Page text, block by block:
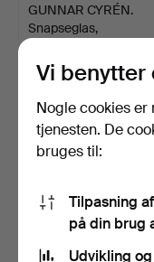
GUNNAR CYRÉN.
Snapseglas,
34 bud
Vi benytter
Nogle cookies
tjenesten. De
bruges til:
Tilpasning
på din brug
Udvikling